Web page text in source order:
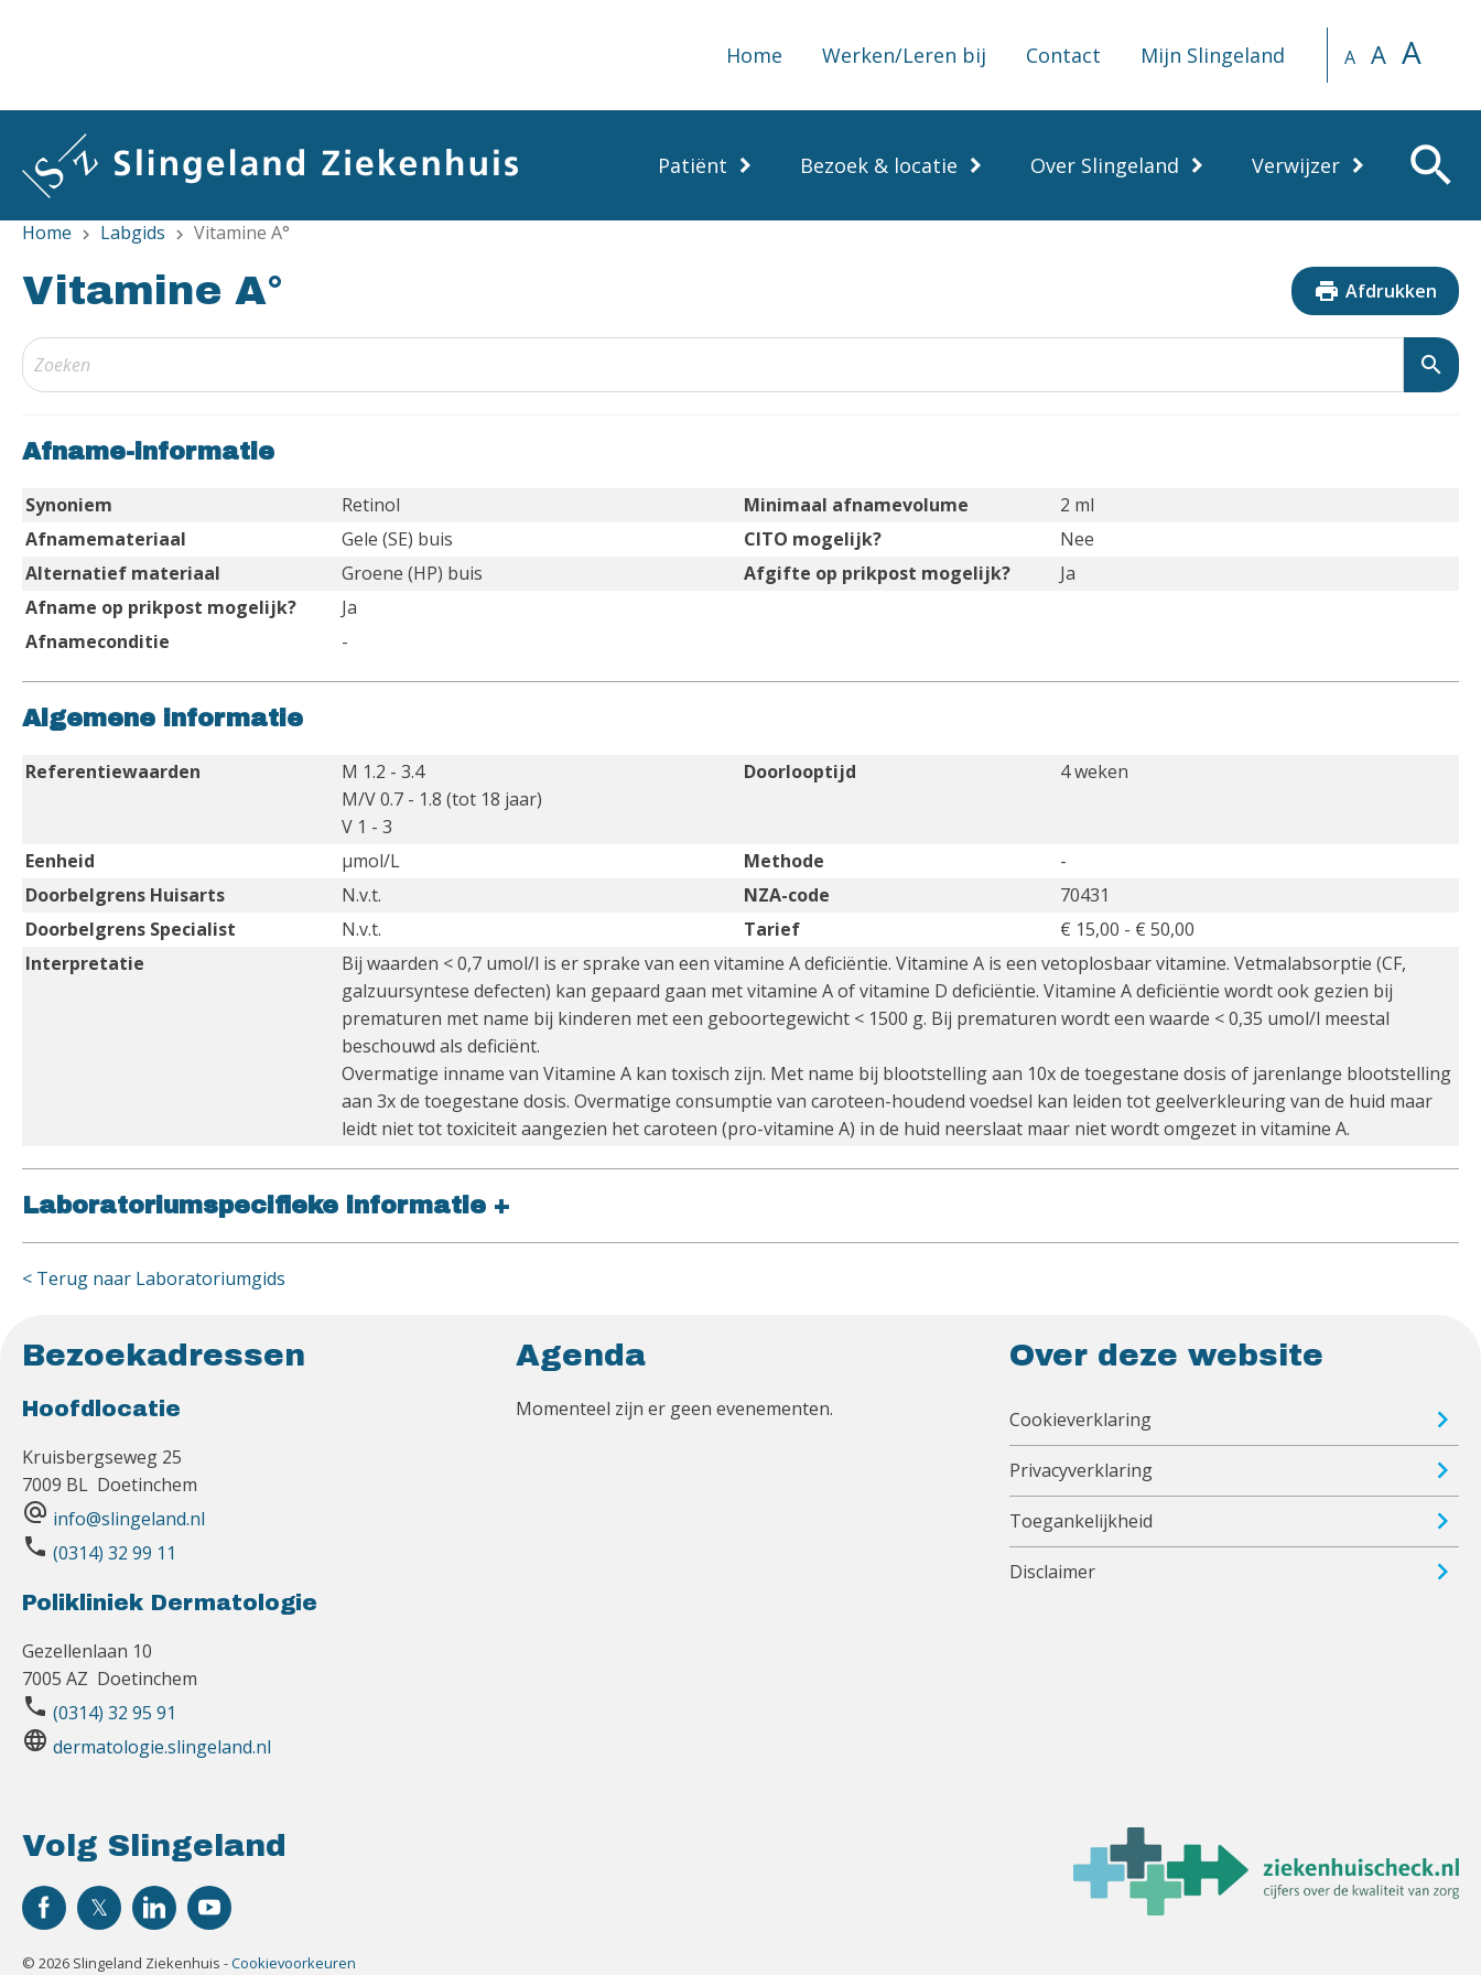
Home Werken/Leren bij Contact Mijn Slingeland A A A
Patiënt Bezoek & locatie Over Slingeland Verwijzer search
Home chevron_right Labgids chevron_right Vitamine A°
Vitamine A° print Afdrukken
search
Afname-informatie
Synoniem Retinol Minimaal afnamevolume
2 ml
Afnamemateriaal
Gele (SE) buis CITO mogelijk?
Nee
Alternatief materiaal
Groene (HP) buis Afgifte op prikpost mogelijk?
Ja
Afname op prikpost mogelijk?
Ja
Afnameconditie
-
Algemene informatie
Referentiewaarden
M 1.2 - 3.4
M/V 0.7 - 1.8 (tot 18 jaar)
V 1 - 3
Doorlooptijd 4 weken
Eenheid µmol/L Methode
-
Doorbelgrens Huisarts
N.v.t. NZA-code
70431
Doorbelgrens Specialist
N.v.t. Tarief
€ 15,00 - € 50,00
Interpretatie
Bij waarden < 0,7 umol/l is er sprake van een vitamine A deficiëntie. Vitamine A is een vetoplosbaar vitamine. Vetmalabsorptie (CF,
galzuursyntese defecten) kan gepaard gaan met vitamine A of vitamine D deficiëntie. Vitamine A deficiëntie wordt ook gezien bij
prematuren met name bij kinderen met een geboortegewicht < 1500 g. Bij prematuren wordt een waarde < 0,35 umol/l meestal
beschouwd als deficiënt.
Overmatige inname van Vitamine A kan toxisch zijn. Met name bij blootstelling aan 10x de toegestane dosis of jarenlange blootstelling
aan 3x de toegestane dosis. Overmatige consumptie van caroteen-houdend voedsel kan leiden tot geelverkleuring van de huid maar
leidt niet tot toxiciteit aangezien het caroteen (pro-vitamine A) in de huid neerslaat maar niet wordt omgezet in vitamine A.
Laboratoriumspecifieke informatie +
< Terug naar Laboratoriumgids
Bezoekadressen
Hoofdlocatie
Kruisbergseweg 25
7009 BL Doetinchem
alternate_email info@slingeland.nl
phone (0314) 32 99 11
Polikliniek Dermatologie
Gezellenlaan 10
7005 AZ Doetinchem
phone (0314) 32 95 91
language dermatologie.slingeland.nl
Volg Slingeland
Agenda
Momenteel zijn er geen evenementen.
Over deze website
Cookieverklaring
Privacyverklaring
Toegankelijkheid
Disclaimer
© 2026 Slingeland Ziekenhuis -Cookievoorkeuren